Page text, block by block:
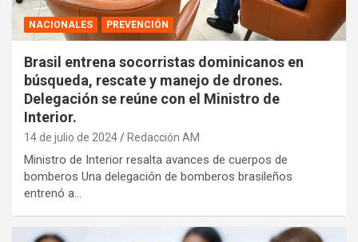
NACIONALES PREVENCIÓN
Brasil entrena socorristas dominicanos en
búsqueda, rescate y manejo de drones.
Delegación se reúne con el Ministro de
Interior.
14 de julio de 2024 Redacción AM
Ministro de Interior resalta avances de cuerpos de
bomberos Una delegación de bomberos brasileños
entrenó a…